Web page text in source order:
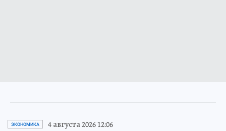
ЭКОНОМИКА 4 августа 2026 12:06